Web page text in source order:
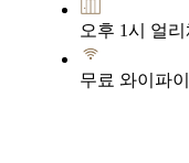
오후 1시 얼
무료 와이파